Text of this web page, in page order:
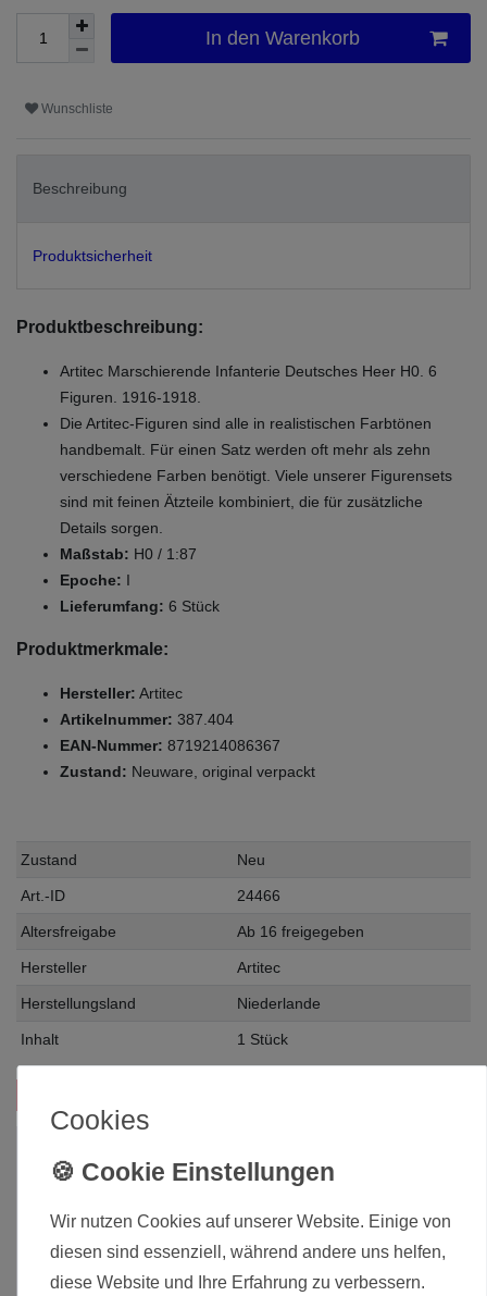
In den Warenkorb
Wunschliste
Beschreibung
Produktsicherheit
Produktbeschreibung:
Artitec Marschierende Infanterie Deutsches Heer H0. 6
Figuren. 1916-1918.
Die Artitec-Figuren sind alle in realistischen Farbtönen
handbemalt. Für einen Satz werden oft mehr als zehn
verschiedene Farben benötigt. Viele unserer Figurensets
sind mit feinen Ätzteile kombiniert, die für zusätzliche
Details sorgen.
Maßstab: H0 / 1:87
Epoche: I
Lieferumfang: 6 Stück
Produktmerkmale:
Hersteller: Artitec
Artikelnummer: 387.404
EAN-Nummer: 8719214086367
Zustand: Neuware, original verpackt
Zustand Neu
Art.-ID 24466
Altersfreigabe Ab 16 freigegeben
Hersteller Artitec
Herstellungsland Niederlande
Inhalt 1 Stück
Cookies
Wir nutzen Cookies auf unserer Website. Einige von
diesen sind essenziell, während andere uns helfen,
diese Website und Ihre Erfahrung zu verbessern.